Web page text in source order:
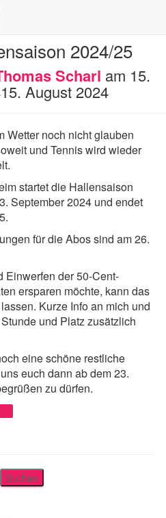
2024/25
Scharl am 15.
15. August 2024
Wetter noch nicht glauben
und Tennis wird wieder
startet die Hallensaison
September 2024 und endet
für die Abos sind am 26.
Einwerfen der 50-Cent-
ersparen möchte, kann das
Kurze Info an mich und
und Platz zusätzlich
eine schöne restliche
euch dann ab dem 23.
zu dürfen.